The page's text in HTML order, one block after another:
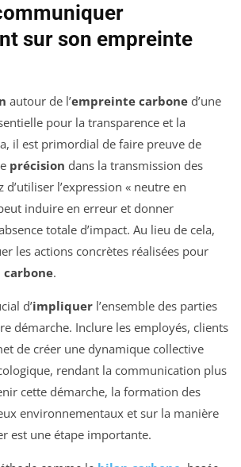
sur son empreinte
autour de l’empreinte carbone d’une
pour la transparence et la
il est primordial de faire preuve de
précision dans la transmission des
l’expression « neutre en
induire en erreur et donner
totale d’impact. Au lieu de cela,
les actions concrètes réalisées pour
carbone.
d’impliquer l’ensemble des parties
démarche. Inclure les employés, clients
de créer une dynamique collective
rendant la communication plus
cette démarche, la formation des
environnementaux et sur la manière
est une étape importante.